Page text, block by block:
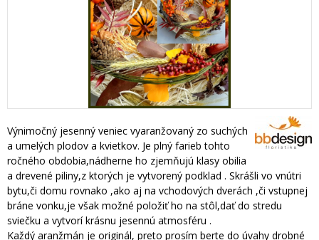
Výnimočný jesenný veniec vyaranžovaný zo suchých
a umelých plodov a kvietkov. Je plný farieb tohto
ročného obdobia,nádherne ho zjemňujú klasy obilia
a drevené piliny,z ktorých je vytvorený podklad . Skrášli vo vnútri
bytu,či domu rovnako ,ako aj na vchodových dverách ,či vstupnej
bráne vonku,je však možné položiť ho na stôl,dať do stredu
sviečku a vytvorí krásnu jesennú atmosféru .
Každý aranžmán je originál, preto prosím berte do úvahy drobné